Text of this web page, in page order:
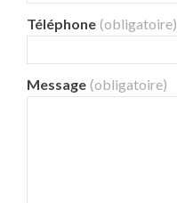
Téléphone (obligatoire)
Message (obligatoire)